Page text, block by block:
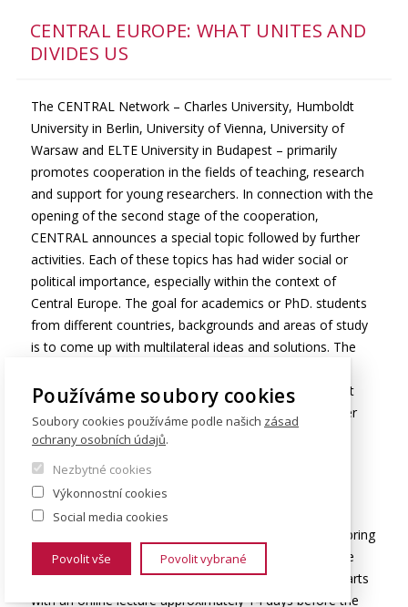
CENTRAL EUROPE: WHAT UNITES AND
DIVIDES US
The CENTRAL Network – Charles University, Humboldt
University in Berlin, University of Vienna, University of
Warsaw and ELTE University in Budapest – primarily
promotes cooperation in the fields of teaching, research
and support for young researchers. In connection with the
opening of the second stage of the cooperation,
CENTRAL announces a special topic followed by further
activities. Each of these topics has had wider social or
political importance, especially within the context of
Central Europe. The goal for academics or PhD. students
from different countries, backgrounds and areas of study
is to come up with multilateral ideas and solutions. The
us”. The topic may be dealt with freely; on one hand, it
may be interpreted as a social issue, while on the other
hand it can be understood as a ground for the
pedagogical cooperation within the Central European
region.
The CENTRAL Conference for PhD. students aims to bring
PhD. students and selected senior academics from the
CENTRAL member universities together. The event starts
with an online lecture approximately 14 days before the
Používáme soubory cookies
Soubory cookies používáme podle našich zásad
ochrany osobních údajů.
Nezbytné cookies
Výkonnostní cookies
Social media cookies
Povolit vše Povolit vybrané